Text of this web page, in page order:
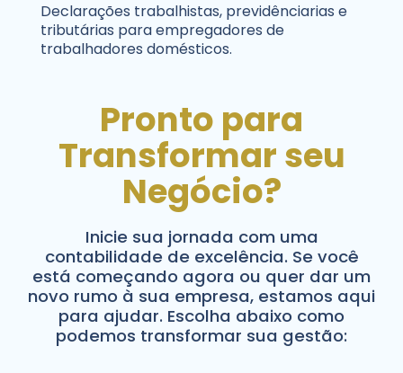
Declarações trabalhistas, previdênciarias e
tributárias para empregadores de
trabalhadores domésticos.
Pronto para
Transformar seu
Negócio?
Inicie sua jornada com uma
contabilidade de excelência. Se você
está começando agora ou quer dar um
novo rumo à sua empresa, estamos aqui
para ajudar. Escolha abaixo como
podemos transformar sua gestão: